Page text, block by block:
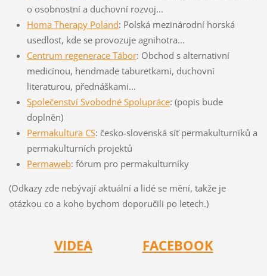
o osobnostní a duchovní rozvoj...
Homa Therapy Poland: Polská mezinárodní horská
usedlost, kde se provozuje agnihotra...
Centrum regenerace Tábor: Obchod s alternativní
medicínou, hendmade taburetkami, duchovní
literaturou, přednáškami...
Společenství Svobodné Spolupráce: (popis bude
doplněn)
Permakultura CS: česko-slovenská síť permakulturníků a
permakulturních projektů
Permaweb: fórum pro permakulturníky
(Odkazy zde nebývají aktuální a lidé se mění, takže je
otázkou co a koho bychom doporučili po letech.)
VIDEA FACEBOOK